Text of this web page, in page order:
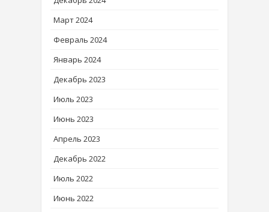
Март 2024
Февраль 2024
Январь 2024
Декабрь 2023
Июль 2023
Июнь 2023
Апрель 2023
Декабрь 2022
Июль 2022
Июнь 2022